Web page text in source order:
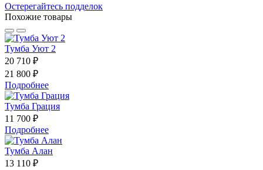
Остерегайтесь подделок
Похожие товары
Тумба Уют 2
20 710 ₽
21 800 ₽
Подробнее
Тумба Грация
11 700 ₽
Подробнее
Тумба Алан
13 110 ₽